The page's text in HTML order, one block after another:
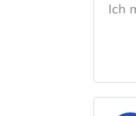
Ich